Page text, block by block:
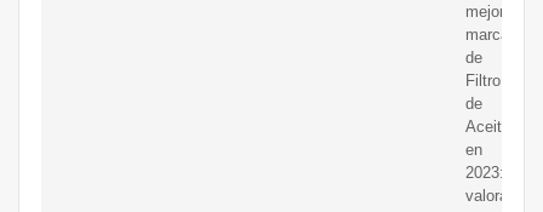
mejores
marcas
de
Filtro
de
Aceite
en
2023: